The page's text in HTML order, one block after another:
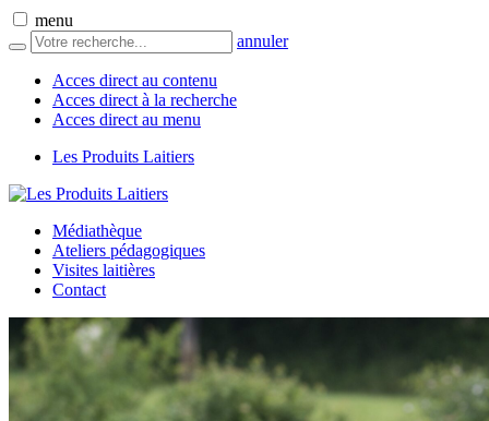
menu
annuler
Acces direct au contenu
Acces direct à la recherche
Acces direct au menu
Les Produits Laitiers
Médiathèque
Ateliers pédagogiques
Visites laitières
Contact